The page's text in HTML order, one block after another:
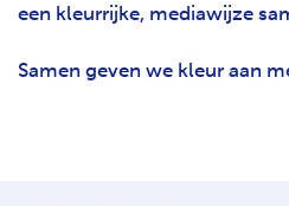
een kleurrijke, mediawijze
Samen geven we kleur aan